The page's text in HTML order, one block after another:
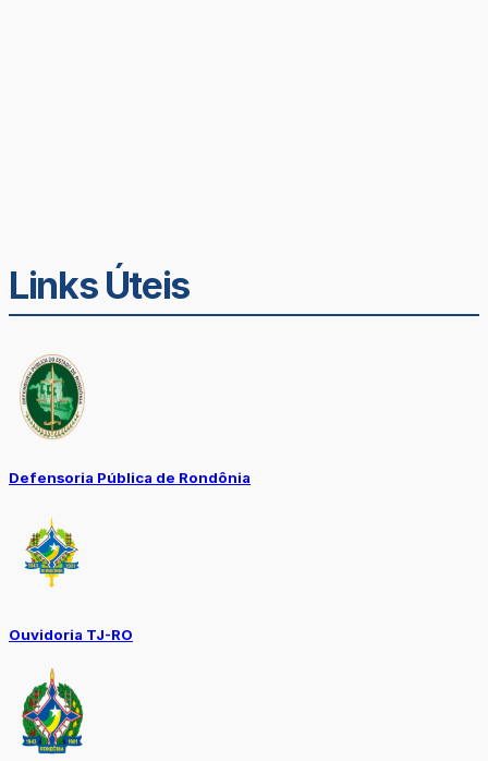
Links Úteis
Defensoria Pública de Rondônia
Ouvidoria TJ-RO